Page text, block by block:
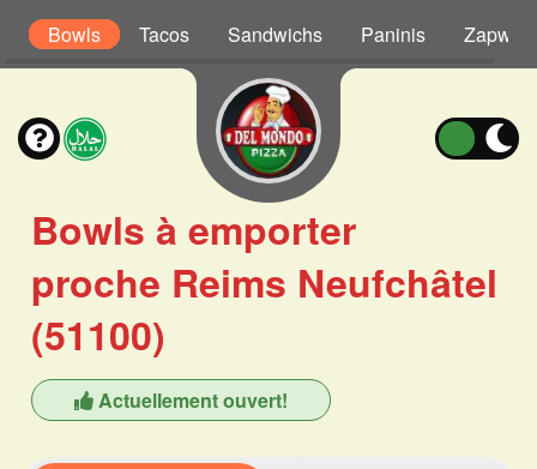
Bowls Tacos Sandwichs Paninis
Bowls à emporter
proche Reims Neufchâtel
(51100)
Actuellement ouvert!